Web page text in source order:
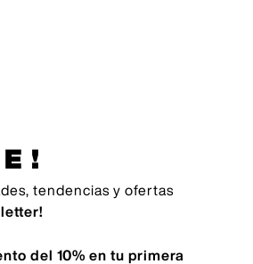
tendencias y ofertas
del 10% en tu primera